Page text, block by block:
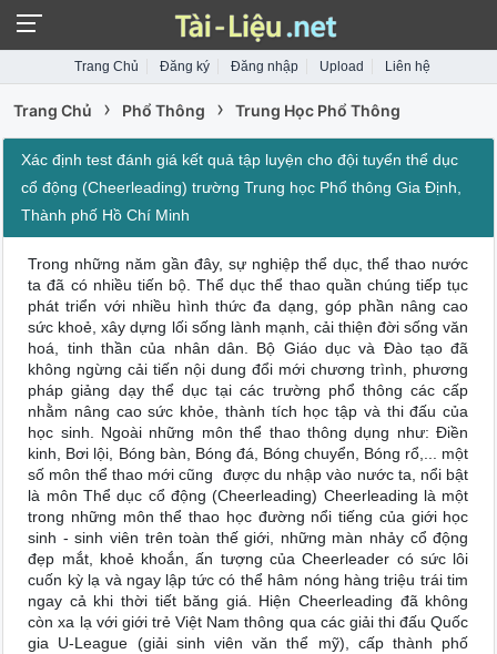
Trang Chủ Đăng ký Đăng nhập Upload Liên hệ
Trang Chủ › Phổ Thông › Trung Học Phổ Thông
Xác định test đánh giá kết quả tập luyện cho đội tuyển thể dục
cổ động (Cheerleading) trường Trung học Phổ thông Gia Định,
Thành phố Hồ Chí Minh
Trong những năm gần đây, sự nghiệp thể dục, thể thao nước
ta đã có nhiều tiến bộ. Thể dục thể thao quần chúng tiếp tục
phát triển với nhiều hình thức đa dạng, góp phần nâng cao
sức khoẻ, xây dựng lối sống lành mạnh, cải thiện đời sống văn
hoá, tinh thần của nhân dân. Bộ Giáo dục và Đào tạo đã
không ngừng cải tiến nội dung đổi mới chương trình, phương
pháp giảng dạy thể dục tại các trường phổ thông các cấp
nhằm nâng cao sức khỏe, thành tích học tập và thi đấu của
học sinh. Ngoài những môn thể thao thông dụng như: Điền
kinh, Bơi lội, Bóng bàn, Bóng đá, Bóng chuyển, Bóng rổ,... một
số môn thể thao mới cũng được du nhập vào nước ta, nổi bật
là môn Thể dục cổ động (Cheerleading) Cheerleading là một
trong những môn thể thao học đường nổi tiếng của giới học
sinh - sinh viên trên toàn thế giới, những màn nhảy cổ động
đẹp mắt, khoẻ khoắn, ấn tượng của Cheerleader có sức lôi
cuốn kỳ lạ và ngay lập tức có thể hâm nóng hàng triệu trái tim
ngay cả khi thời tiết băng giá. Hiện Cheerleading đã không
còn xa lạ với giới trẻ Việt Nam thông qua các giải thi đấu Quốc
gia U-League (giải sinh viên văn thể mỹ), cấp thành phố